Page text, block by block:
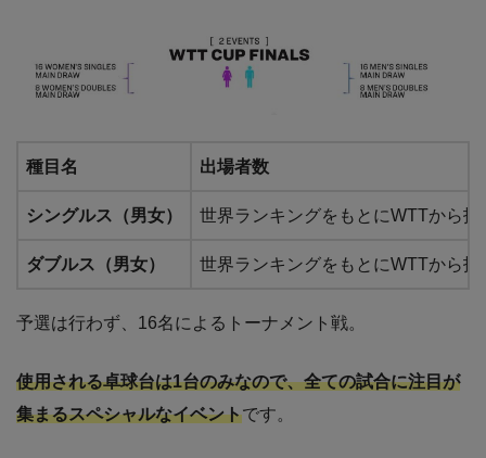
種目名 出場者数
シングルス（男女） 世界ランキングをもとにWTTから
ダブルス（男女） 世界ランキングをもとにWTTから
予選は行わず、16名によるトーナメント戦。
使用される卓球台は1台のみなので、全ての試合に注目が
集まるスペシャルなイベントです。